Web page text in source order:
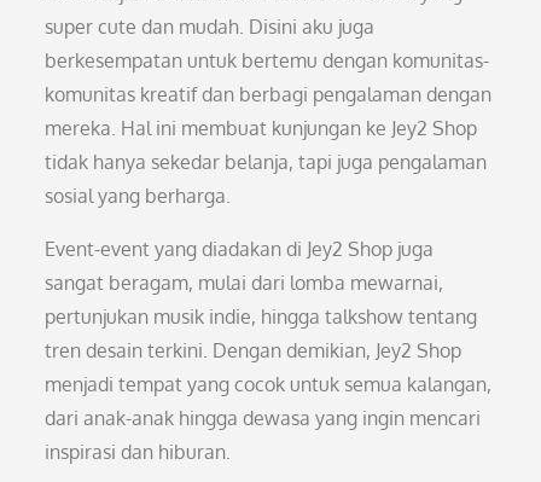
super cute dan mudah. Disini aku juga
berkesempatan untuk bertemu dengan komunitas-
komunitas kreatif dan berbagi pengalaman dengan
mereka. Hal ini membuat kunjungan ke Jey2 Shop
tidak hanya sekedar belanja, tapi juga pengalaman
sosial yang berharga.
Event-event yang diadakan di Jey2 Shop juga
sangat beragam, mulai dari lomba mewarnai,
pertunjukan musik indie, hingga talkshow tentang
tren desain terkini. Dengan demikian, Jey2 Shop
menjadi tempat yang cocok untuk semua kalangan,
dari anak-anak hingga dewasa yang ingin mencari
inspirasi dan hiburan.